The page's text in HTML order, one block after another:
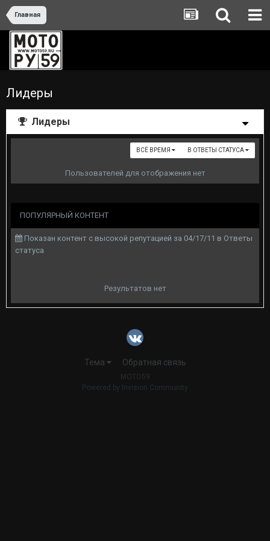
Главная
Лидеры
Лидеры
В ОТВЕТЫ СТАТУСА
ВСЁ ВРЕМЯ
Пользователей для отображения нет
ПОПУЛЯРНЫЙ КОНТЕНТ
Показан контент с высокой репутацией за 04/17/11 в Ответы
статуса
Результатов нет
Тема Обратная связь
MOTO59
Powered by Invision Community